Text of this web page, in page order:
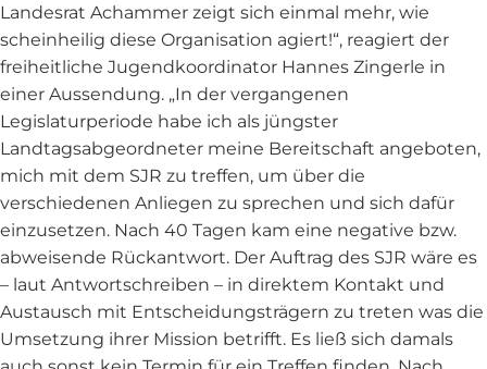
Landesrat Achammer zeigt sich einmal mehr, wie
scheinheilig diese Organisation agiert!“, reagiert der
freiheitliche Jugendkoordinator Hannes Zingerle in
einer Aussendung. „In der vergangenen
Legislaturperiode habe ich als jüngster
Landtagsabgeordneter meine Bereitschaft angeboten,
mich mit dem SJR zu treffen, um über die
verschiedenen Anliegen zu sprechen und sich dafür
einzusetzen. Nach 40 Tagen kam eine negative bzw.
abweisende Rückantwort. Der Auftrag des SJR wäre es
– laut Antwortschreiben – in direktem Kontakt und
Austausch mit Entscheidungsträgern zu treten was die
Umsetzung ihrer Mission betrifft. Es ließ sich damals